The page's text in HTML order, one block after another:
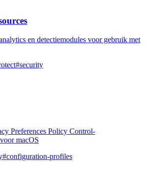
en detectiemodules voor gebruik met
#security
Preferences Policy Control-
macOS
#configuration-profiles